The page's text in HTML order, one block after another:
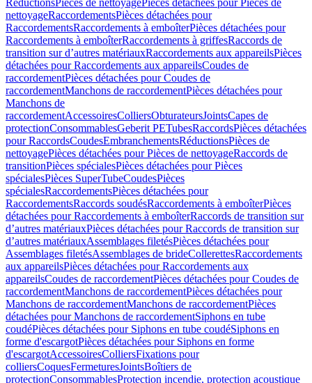
RéductionsPièces de nettoyagePièces détachées pour Pièces de
nettoyageRaccordementsPièces détachées pour
RaccordementsRaccordements à emboîterPièces détachées pour
Raccordements à emboîterRaccordements à griffesRaccords de
transition sur d’autres matériauxRaccordements aux appareilsPièces
détachées pour Raccordements aux appareilsCoudes de
raccordementPièces détachées pour Coudes de
raccordementManchons de raccordementPièces détachées pour
Manchons de
raccordementAccessoiresColliersObturateursJointsCapes de
protectionConsommablesGeberit PETubesRaccordsPièces détachées
pour RaccordsCoudesEmbranchementsRéductionsPièces de
nettoyagePièces détachées pour Pièces de nettoyageRaccords de
transitionPièces spécialesPièces détachées pour Pièces
spécialesPièces SuperTubeCoudesPièces
spécialesRaccordementsPièces détachées pour
RaccordementsRaccords soudésRaccordements à emboîterPièces
détachées pour Raccordements à emboîterRaccords de transition sur
d’autres matériauxPièces détachées pour Raccords de transition sur
d’autres matériauxAssemblages filetésPièces détachées pour
Assemblages filetésAssemblages de brideCollerettesRaccordements
aux appareilsPièces détachées pour Raccordements aux
appareilsCoudes de raccordementPièces détachées pour Coudes de
raccordementManchons de raccordementPièces détachées pour
Manchons de raccordementManchons de raccordementPièces
détachées pour Manchons de raccordementSiphons en tube
coudéPièces détachées pour Siphons en tube coudéSiphons en
forme d'escargotPièces détachées pour Siphons en forme
d'escargotAccessoiresColliersFixations pour
colliersCoquesFermeturesJointsBoîtiers de
protectionConsommablesProtection incendie, protection acoustique